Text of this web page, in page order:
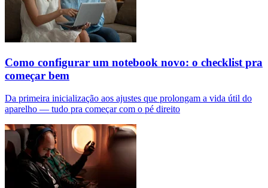
Como configurar um notebook novo: o checklist pra
começar bem
Da primeira inicialização aos ajustes que prolongam a vida útil do
aparelho — tudo pra começar com o pé direito